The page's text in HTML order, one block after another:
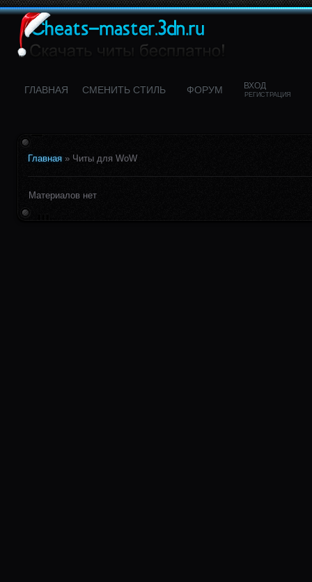
ГЛАВНАЯ CМЕНИТЬ СТИЛЬ ФОРУМ ВХОД
РЕГИСТРАЦИЯ
Главная » Читы для WoW
Материалов нет